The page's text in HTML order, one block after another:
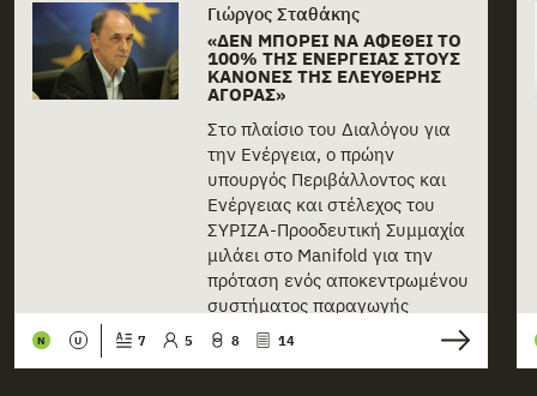
Γιώργος Σταθάκης
«ΔΕΝ ΜΠΟΡΕΊ ΝΑ ΑΦΕΘΕΊ ΤΟ
100% ΤΗΣ ΕΝΈΡΓΕΙΑΣ ΣΤΟΥΣ
ΚΑΝΌΝΕΣ ΤΗΣ ΕΛΕΎΘΕΡΗΣ
ΑΓΟΡΆΣ»
Στο πλαίσιο του Διαλόγου για
την Ενέργεια, ο πρώην
υπουργός Περιβάλλοντος και
Ενέργειας και στέλεχος του
ΣΥΡΙΖΑ-Προοδευτική Συμμαχία
μιλάει στο Manifold για την
πρόταση ενός αποκεντρωμένου
συστήματος παραγωγής
ενέργειας, την αλλαγή στάσης
του κόμματος για[...]
N U 7 5 8 14